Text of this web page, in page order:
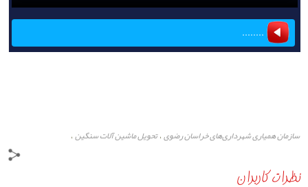
........
سازمان همیاری شهرداری‌های خراسان رضوی،تحویل ماشین آلات سنگین،
نظرات کاربران